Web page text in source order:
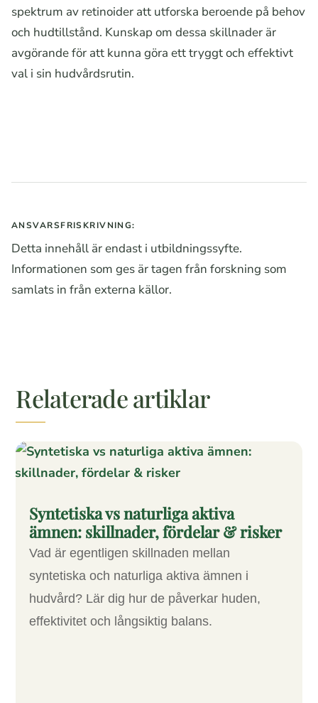
spektrum av retinoider att utforska beroende på behov
och hudtillstånd. Kunskap om dessa skillnader är
avgörande för att kunna göra ett tryggt och effektivt
val i sin hudvårdsrutin.
ANSVARSFRISKRIVNING:
Detta innehåll är endast i utbildningssyfte.
Informationen som ges är tagen från forskning som
samlats in från externa källor.
Relaterade artiklar
Syntetiska vs naturliga aktiva
ämnen: skillnader, fördelar & risker
Vad är egentligen skillnaden mellan
syntetiska och naturliga aktiva ämnen i
hudvård? Lär dig hur de påverkar huden,
effektivitet och långsiktig balans.